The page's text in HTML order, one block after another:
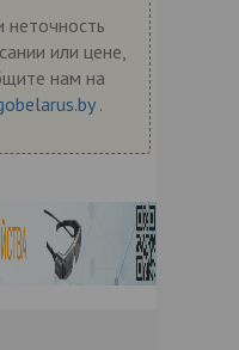
неточность
или цене,
нам на
.